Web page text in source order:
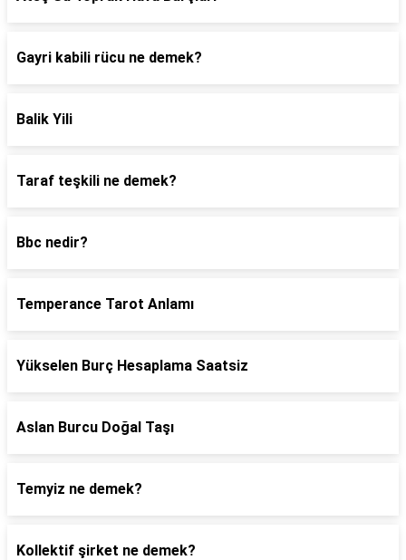
Gayri kabili rücu ne demek?
Balik Yili
Taraf teşkili ne demek?
Bbc nedir?
Temperance Tarot Anlamı
Yükselen Burç Hesaplama Saatsiz
Aslan Burcu Doğal Taşı
Temyiz ne demek?
Kollektif şirket ne demek?